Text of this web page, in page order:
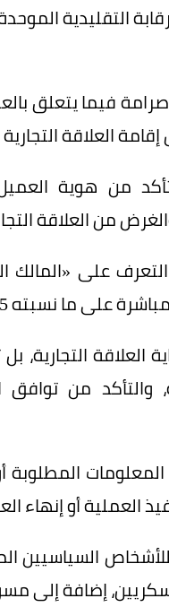
التقليدية
فيما يتعلق
العلاقة
من هوية
من العلاقة
على
أو أكثر من الكيان الاعتباري.
العلاقة
والتأكد من
المطلوبة
العملية أو إنهاء
السياسيين
إضافة إلى